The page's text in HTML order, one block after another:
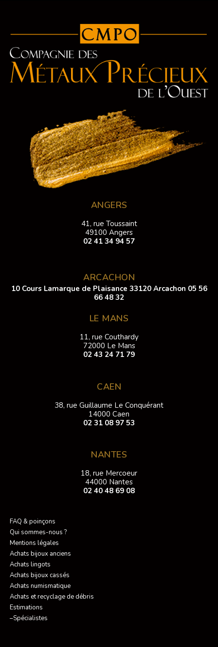
ANGERS
41, rue Toussaint
49100 Angers
02 41 34 94 57
ARCACHON
10 Cours Lamarque de Plaisance 33120 Arcachon 05 56
66 48 32
LE MANS
11, rue Couthardy
72000 Le Mans
02 43 24 71 79
CAEN
38, rue Guillaume Le Conquérant
14000 Caen
02 31 08 97 53
NANTES
18, rue Mercoeur
44000 Nantes
02 40 48 69 08
FAQ & poinçons
Qui sommes-nous ?
Mentions légales
Achats bijoux anciens
Achats lingots
Achats bijoux cassés
Achats numismatique
Achats et recyclage de débris
Estimations
–Spécialistes